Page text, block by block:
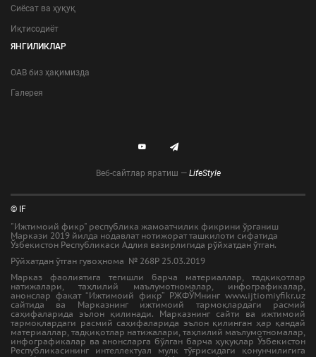
Сиёсат ва ҳуқуқ
Иқтисодиёт
ЯНГИЛИКЛАР
ОАВ биз ҳақимизда
Галерея
Веб-сайтлар яратиш — LifeStyle
© IF
"Ижтимоий фикр" республика жамоатчилик фикрини ўрганиш
Маркази 2019 йилда нодавлат нотижорат ташкилоти сифатида
Ўзбекистон Республикаси Адлия вазирлигида рўйхатдан ўтган.
Рўйхатдан ўтган гувоҳнома № 268Р 25.03.2019
Марказ фаолиятига тегишли барча материаллар, тадқиқотлар
натижалари, таҳлилий маълумотномалар, инфографикалар,
анонслар фақат “Ижтимоий фикр” РЖФЎМнинг www.ijtiomiyfikr.uz
сайтида ва Марказнинг ижтимоий тармоқлардаги расмий
саҳифаларида эълон қилинади. Марказнинг сайти ва ижтимоий
тармоқлардаги расмий саҳифаларида эълон қилинган ҳар қандай
материаллар, тадқиқотлар натижалари, таҳлилий маълумотномалар,
инфографикалар ва анонсларга бўлган барча ҳуқуқлар Ўзбекистон
Республикасининг интеллектуал мулк тўғрисидаги қонунчилигига